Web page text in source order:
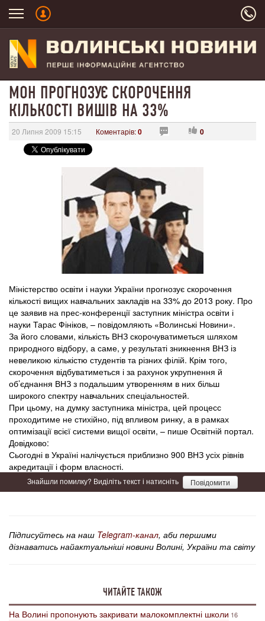
МОН ПРОГНОЗУЄ СКОРОЧЕННЯ
КІЛЬКОСТІ ВИШІВ НА 33%
20 Липня 2009 15:15 Коментарів:0 0
Міністерство освіти і науки України прогнозує скорочення
кількості вищих навчальних закладів на 33% до 2013 року. Про
це заявив на прес-конференції заступник міністра освіти і
науки Тарас Фініков, – повідомляють «Волинські Новини».
За його словами, кількість ВНЗ скорочуватиметься шляхом
природного відбору, а саме, у результаті зникнення ВНЗ із
невеликою кількістю студентів та різних філій. Крім того,
скорочення відбуватиметься і за рахунок укрупнення й
об’єднання ВНЗ з подальшим утворенням в них більш
широкого спектру навчальних спеціальностей.
При цьому, на думку заступника міністра, цей процесс
проходитиме не стихійно, під впливом ринку, а в рамках
оптимізації всієї системи вищої освіти, – пише Освітній портал.
Довідково:
Сьогодні в Україні налічується приблизно 900 ВНЗ усіх рівнів
акредитації і форм власності.
Знайшли помилку? Виділіть текст і натисніть Повідомити
Підписуйтесь на наш Telegram-канал, аби першими
дізнаватись найактуальніші новини Волині, України та світу
ЧИТАЙТЕ ТАКОЖ
На Волині пропонують закривати малокомплектні школи 16